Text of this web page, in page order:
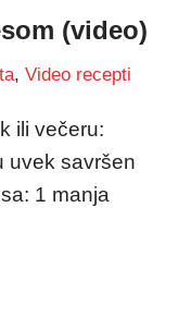
(video)
, Video recepti
ili večeru:
uvek savršen
1 manja